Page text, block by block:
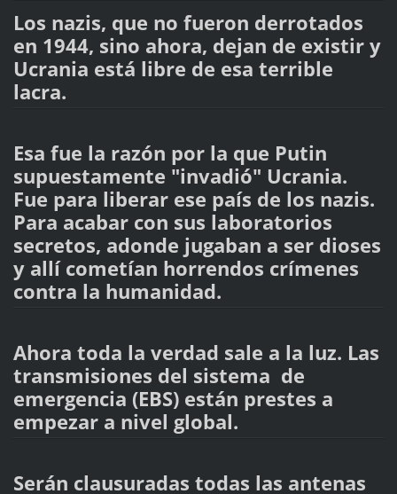
Los nazis, que no fueron derrotados
en 1944, sino ahora, dejan de existir y
Ucrania está libre de esa terrible
lacra.
Esa fue la razón por la que Putin
supuestamente "invadió" Ucrania.
Fue para liberar ese país de los nazis.
Para acabar con sus laboratorios
secretos, adonde jugaban a ser dioses
y allí cometían horrendos crímenes
contra la humanidad.
Ahora toda la verdad sale a la luz. Las
transmisiones del sistema de
emergencia (EBS) están prestes a
empezar a nivel global.
Serán clausuradas todas las antenas